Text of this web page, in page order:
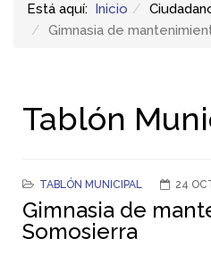
Está aquí: Inicio
Gimnasia de
Tablón
TABLÓN MUNICIPAL 24
Gimnasia de
Somosierra